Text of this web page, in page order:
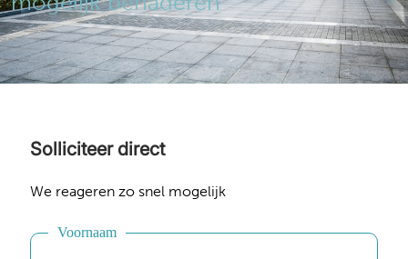
Solliciteer direct
We reageren zo snel mogelijk
Voornaam